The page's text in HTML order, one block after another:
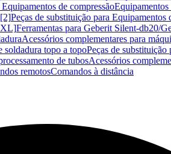
de compressão
Peças de substituição para
Ferramentas para Geberit Silent-db20/
Acessórios complementares para
soldadura topo a topoPeças de
de tubosAcessórios
remotosComandos à distância